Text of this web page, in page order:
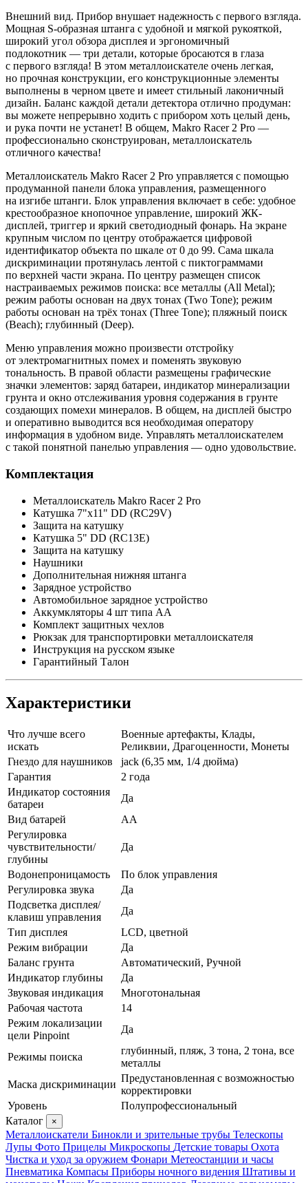
Внешний вид. Прибор внушает надежность с первого взгляда.
Мощная S-образная штанга с удобной и мягкой рукояткой,
широкий угол обзора дисплея и эргономичный
подлокотник — три детали, которые бросаются в глаза
с первого взгляда! В этом металлоискателе очень легкая,
но прочная конструкции, его конструкционные элементы
выполнены в черном цвете и имеет стильный лаконичный
дизайн. Баланс каждой детали детектора отлично продуман:
вы можете непрерывно ходить с прибором хоть целый день,
и рука почти не устанет! В общем, Makro Racer 2 Pro —
профессионально сконструирован, металлоискатель
отличного качества!
Металлоискатель Makro Racer 2 Pro управляется с помощью
продуманной панели блока управления, размещенного
на изгибе штанги. Блок управления включает в себе: удобное
крестообразное кнопочное управление, широкий ЖК-
дисплей, триггер и яркий светодиодный фонарь. На экране
крупным числом по центру отображается цифровой
идентификатор объекта по шкале от 0 до 99. Сама шкала
дискриминации протянулась лентой с пиктограммами
по верхней части экрана. По центру размещен список
настраиваемых режимов поиска: все металлы (All Metal);
режим работы основан на двух тонах (Two Tone); режим
работы основан на трёх тонах (Three Tone); пляжный поиск
(Beach); глубинный (Deep).
Меню управления можно произвести отстройку
от электромагнитных помех и поменять звуковую
тональность. В правой области размещены графические
значки элементов: заряд батареи, индикатор минерализации
грунта и окно отслеживания уровня содержания в грунте
создающих помехи минералов. В общем, на дисплей быстро
и оперативно выводится вся необходимая оператору
информация в удобном виде. Управлять металлоискателем
с такой понятной панелью управления — одно удовольствие.
Комплектация
Металлоискатель Makro Racer 2 Pro
Катушка 7"x11" DD (RC29V)
Защита на катушку
Катушка 5" DD (RC13E)
Защита на катушку
Наушники
Дополнительная нижняя штанга
Зарядное устройство
Автомобильное зарядное устройство
Аккумкляторы 4 шт типа АА
Комплект защитных чехлов
Рюкзак для транспортировки металлоискателя
Инструкция на русском языке
Гарантийный Талон
Характеристики
Что лучше всего
искать
Военные артефакты, Клады,
Реликвии, Драгоценности, Монеты
Гнездо для наушников
jack (6,35 мм, 1/4 дюйма)
Гарантия
2 года
Индикатор состояния
батареи
Да
Вид батарей
AA
Регулировка
чувствительности/
глубины
Да
Водонепроницамость
По блок управления
Регулировка звука
Да
Подсветка дисплея/
клавиш управления
Да
Тип дисплея
LCD, цветной
Режим вибрации
Да
Баланс грунта
Автоматический, Ручной
Индикатор глубины
Да
Звуковая индикация
Многотональная
Рабочая частота
14
Режим локализации
цели Pinpoint
Да
Режимы поиска
глубинный, пляж, 3 тона, 2 тона, все
металлы
Маска дискриминации
Предустановленная с возможностью
корректировки
Уровень
Полупрофессиональный
Каталог
×
Металлоискатели Бинокли и зрительные трубы Телескопы
Лупы Фото Прицелы Микроскопы Детские товары Охота
Чистка и уход за оружием Фонари Метеостанции и часы
Пневматика Компасы Приборы ночного видения Штативы и